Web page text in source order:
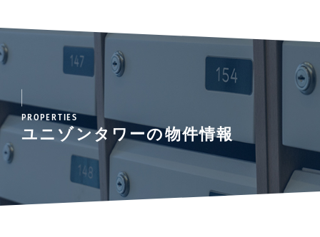
PROPERTIES
ユニゾンタワーの物件情報